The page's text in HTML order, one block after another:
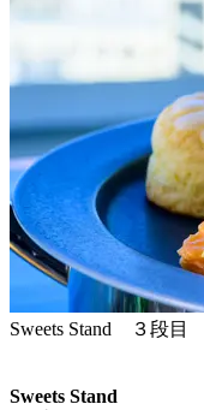
Sweets Stand ３段目
Sweets Stand